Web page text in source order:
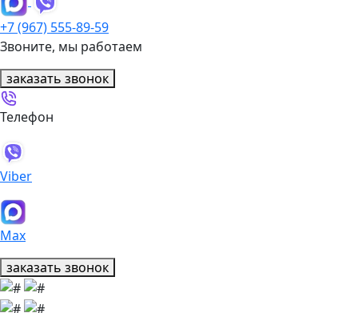
+7 (967) 555-89-59
Звоните, мы работаем
заказать звонок
Телефон
Viber
Max
заказать звонок